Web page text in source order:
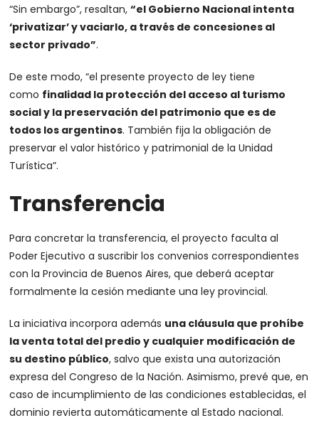
“Sin embargo”, resaltan,“el Gobierno Nacional intenta
‘privatizar’ y vaciarlo, a través de concesiones al
sector privado”.
De este modo, “el presente proyecto de ley tiene
como finalidad la protección del acceso al turismo
social y la preservación del patrimonio que es de
todos los argentinos. También fija la obligación de
preservar el valor histórico y patrimonial de la Unidad
Turística”.
Transferencia
Para concretar la transferencia, el proyecto faculta al
Poder Ejecutivo a suscribir los convenios correspondientes
con la Provincia de Buenos Aires, que deberá aceptar
formalmente la cesión mediante una ley provincial.
La iniciativa incorpora además una cláusula que prohíbe
la venta total del predio y cualquier modificación de
su destino público, salvo que exista una autorización
expresa del Congreso de la Nación. Asimismo, prevé que, en
caso de incumplimiento de las condiciones establecidas, el
dominio revierta automáticamente al Estado nacional.